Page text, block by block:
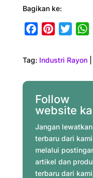
Bagikan ke:
c
b
o
o
n
e
r
e
t
r
a
s
Tag: Industri Rayon|
Follow
website
Jangan
terbaru dari kami
melalui
artikel dan
terbaru dari